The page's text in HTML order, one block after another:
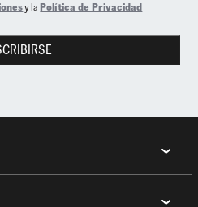
y laPolítica de Privacidad